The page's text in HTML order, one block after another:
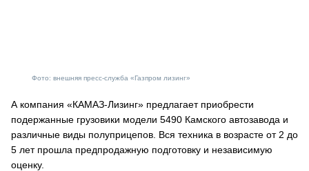
Фото: внешняя пресс-служба «Газпром лизинг»
А компания «КАМАЗ-Лизинг» предлагает приобрести
подержанные грузовики модели 5490 Камского автозавода и
различные виды полуприцепов. Вся техника в возрасте от 2 до
5 лет прошла предпродажную подготовку и независимую
оценку.